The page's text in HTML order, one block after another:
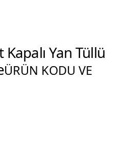
Yan Tüllü
ÜRÜN KODU VE